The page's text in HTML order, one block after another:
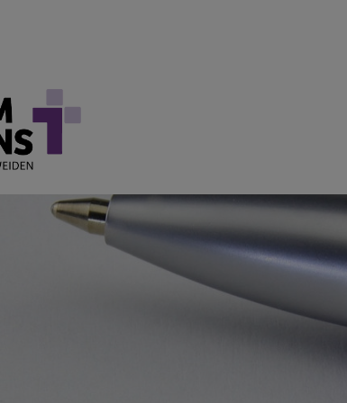
GEMEINSAM EINS